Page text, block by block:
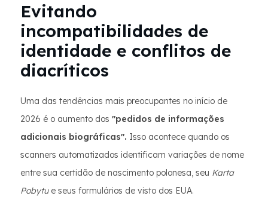
Evitando
incompatibilidades de
identidade e conflitos de
diacríticos
Uma das tendências mais preocupantes no início de
2026 é o aumento dos "pedidos de informações
adicionais biográficas". Isso acontece quando os
scanners automatizados identificam variações de nome
entre sua certidão de nascimento polonesa, seu Karta
Pobytue seus formulários de visto dos EUA.